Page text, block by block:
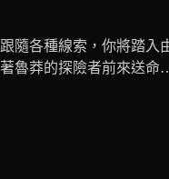
跟隨各種線索，你將踏入
著魯莽的探險者前來送命